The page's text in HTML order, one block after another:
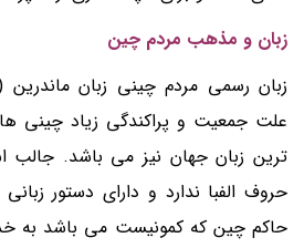
زبان و مذهب مردم چین
علت جمعیت و پراکندگی زیاد چینی ها
ترین زبان جهان نیز می باشد. جالب
حروف الفبا ندارد و دارای دستور
حاکم چین که کمونیست می باشد به خدا